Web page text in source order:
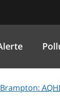
Brampton: AQHI